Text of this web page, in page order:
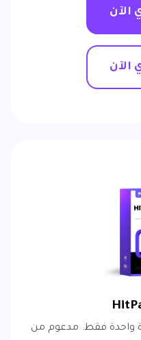
الآن
الآن
واحدة فقط. مدعوم من